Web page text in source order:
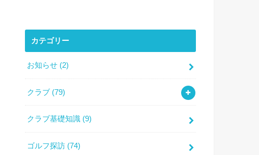
カテゴリー
お知らせ (2)
クラブ (79)
クラブ基礎知識 (9)
ゴルフ探訪 (74)